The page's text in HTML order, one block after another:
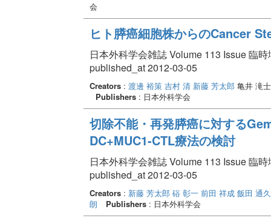
会
ヒト膵癌細胞株からのCancer
日本外科学会雑誌 Volume 113 Issue 臨
published_at 2012-03-05
Creators: 渡邊 裕策 吉村 清 新藤 芳太郎 亀井 滝
Publishers: 日本外科学会
切除不能・再発膵癌に対する
DC+MUC1-CTL療法の検討
日本外科学会雑誌 Volume 113 Issue 臨
published_at 2012-03-05
Creators: 新藤 芳太郎 硲 彰一 前田 祥成 飯田 通久
朗
Publishers: 日本外科学会